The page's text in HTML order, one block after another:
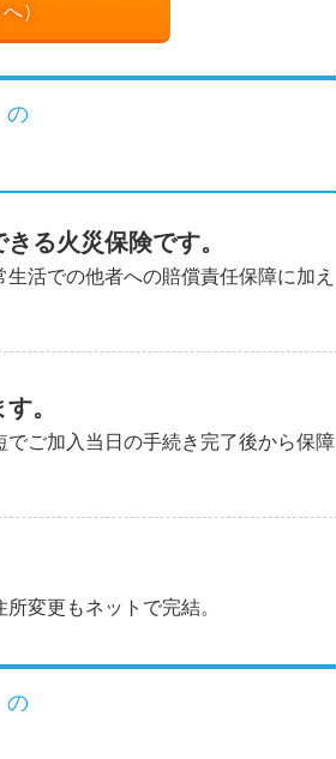
）
の
る火災保険です。
活での他者への賠償責任保障に加え
。
ご加入当日の手続き完了後から保障
変更もネットで完結。
の